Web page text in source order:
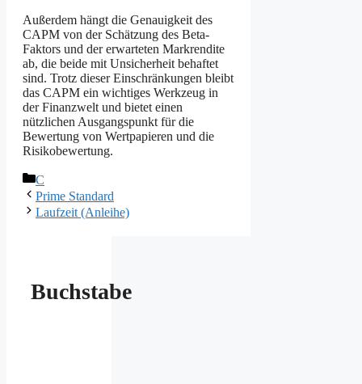
Außerdem hängt die Genauigkeit des
CAPM von der Schätzung des Beta-
Faktors und der erwarteten Markrendite
ab, die beide mit Unsicherheit behaftet
sind. Trotz dieser Einschränkungen bleibt
das CAPM ein wichtiges Werkzeug in
der Finanzwelt und bietet einen
nützlichen Ausgangspunkt für die
Bewertung von Wertpapieren und die
Risikobewertung.
Kategorien
C
Prime Standard
Laufzeit (Anleihe)
Buchstabe